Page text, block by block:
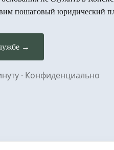
пошаговый юридический
→
· Конфиденциально